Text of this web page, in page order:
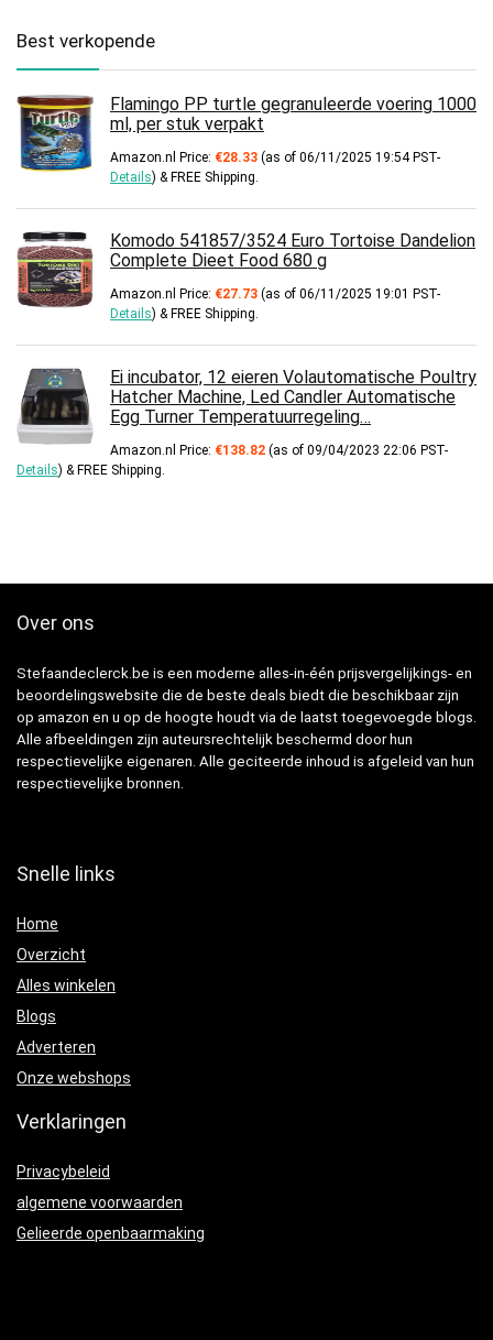
Best verkopende
Flamingo PP turtle gegranuleerde voering 1000
ml, per stuk verpakt
Amazon.nl Price: €28.33 (as of 06/11/2025 19:54 PST-
Details) & FREE Shipping
Komodo 541857/3524 Euro Tortoise Dandelion
Complete Dieet Food 680 g
Amazon.nl Price: €27.73 (as of 06/11/2025 19:01 PST-
Details) & FREE Shipping
Ei incubator, 12 eieren Volautomatische Poultry
Hatcher Machine, Led Candler Automatische
Egg Turner Temperatuurregeling…
Amazon.nl Price: €138.82 (as of 09/04/2023 22:06 PST-
Details) & FREE Shipping
Over ons
Stefaandeclerck.be is een moderne alles-in-één prijsvergelijkings- en
beoordelingswebsite die de beste deals biedt die beschikbaar zijn
op amazon en u op de hoogte houdt via de laatst toegevoegde blogs.
Alle afbeeldingen zijn auteursrechtelijk beschermd door hun
respectievelijke eigenaren. Alle geciteerde inhoud is afgeleid van hun
respectievelijke bronnen.
Snelle links
Home
Overzicht
Alles winkelen
Blogs
Adverteren
Onze webshops
Verklaringen
Privacybeleid
algemene voorwaarden
Gelieerde openbaarmaking